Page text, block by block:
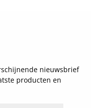
nieuwsbrief
producten en